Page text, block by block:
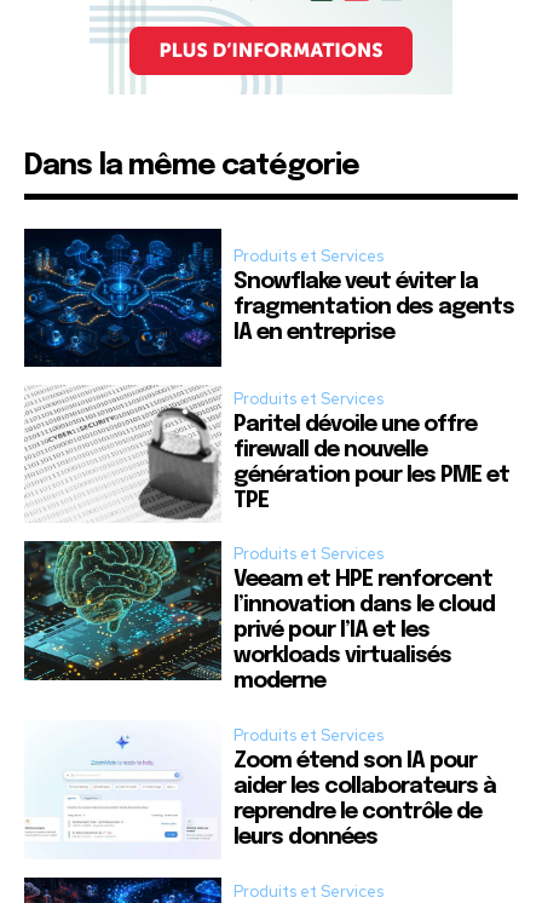
Dans la même catégorie
Produits et Services
Snowflake veut éviter la
fragmentation des agents
IA en entreprise
Produits et Services
Paritel dévoile une offre
firewall de nouvelle
génération pour les PME et
TPE
Produits et Services
Veeam et HPE renforcent
l’innovation dans le cloud
privé pour l’IA et les
workloads virtualisés
moderne
Produits et Services
Zoom étend son IA pour
aider les collaborateurs à
reprendre le contrôle de
leurs données
Produits et Services